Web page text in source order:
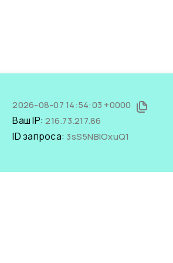
2026-08-07 14:54:03 +0000
Ваш IP:216.73.217.86
ID запроса: 3sS5NBIOxuQ1